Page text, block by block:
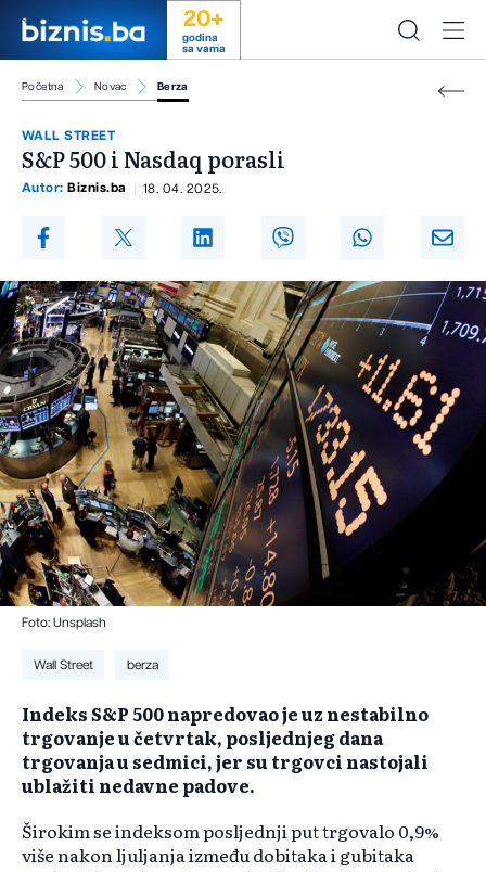
20+
godina
sa vama
Početna Novac Berza
WALL STREET
S&P 500 i Nasdaq porasli
Autor: Biznis.ba 18. 04. 2025.
Foto: Unsplash
Wall Street berza
Indeks S&P 500 napredovao je uz nestabilno
trgovanje u četvrtak, posljednjeg dana
trgovanja u sedmici, jer su trgovci nastojali
ublažiti nedavne padove.
Širokim se indeksom posljednji put trgovalo 0,9%
više nakon ljuljanja između dobitaka i gubitaka